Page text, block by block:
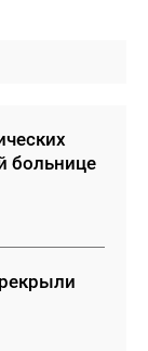
больнице